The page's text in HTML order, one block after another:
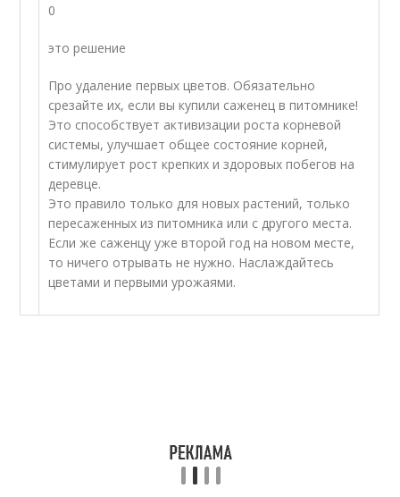
0
это решение
Про удаление первых цветов. Обязательно
срезайте их, если вы купили саженец в питомнике!
Это способствует активизации роста корневой
системы, улучшает общее состояние корней,
стимулирует рост крепких и здоровых побегов на
деревце.
Это правило только для новых растений, только
пересаженных из питомника или с другого места.
Если же саженцу уже второй год на новом месте,
то ничего отрывать не нужно. Наслаждайтесь
цветами и первыми урожаями.